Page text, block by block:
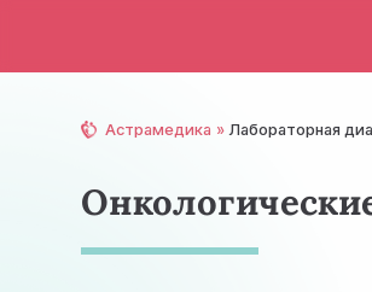
Астрамедика Лабораторная